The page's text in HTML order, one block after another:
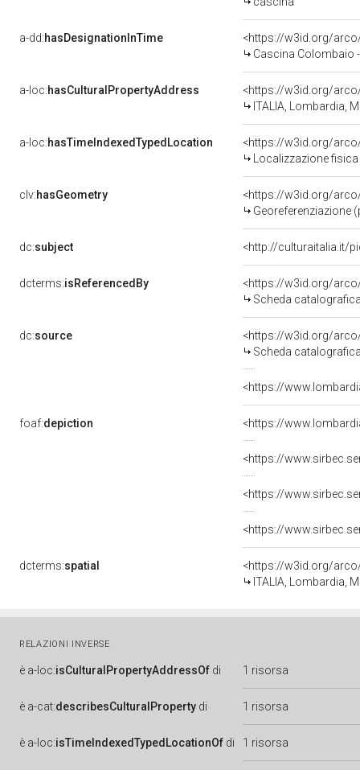
a-dd:hasDesignationInTime
Cascina Colombaio
a-loc:hasCulturalPropertyAddress
<https://w3id.org/
ITALIA, Lombardia,
a-loc:hasTimeIndexedTypedLocation
<https://w3id.org/
Localizzazione
clv:hasGeometry
<https://w3id.org/
Georeferenziazione
dc:subject <http://culturaitalia.it/
dcterms:isReferencedBy
<https://w3id.org/
Scheda
dc:source
<https://w3id.org/
Scheda
<https://
foaf:depiction
dcterms:spatial
<https://w3id.org/
ITALIA, Lombardia,
RELAZIONI INVERSE
è a-loc:isCulturalPropertyAddressOf di 1 risorsa
è a-cat:describesCulturalProperty di 1 risorsa
è a-loc:isTimeIndexedTypedLocationOf di 1 risorsa